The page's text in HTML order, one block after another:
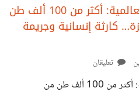
تقرير منظمة الدرع العالمية: أكثر من 100 ألف طن
كارثة إنسانية وجريمة
تعليقان
تقرير منظمة الدرع العالمية: أكثر من 100 ألف طن من